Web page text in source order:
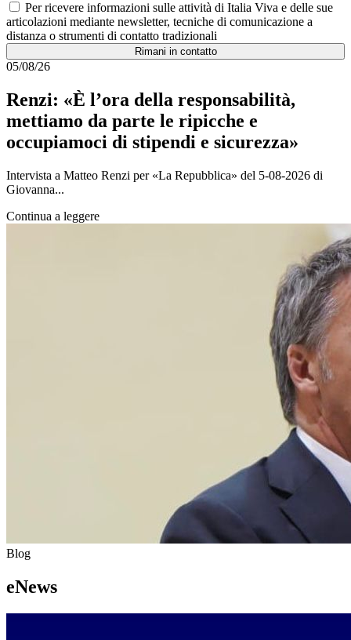
Per ricevere informazioni sulle attività di Italia Viva e delle sue
articolazioni mediante newsletter, tecniche di comunicazione a
distanza o strumenti di contatto tradizionali
Rimani in contatto
05/08/26
Renzi: «È l’ora della responsabilità,
mettiamo da parte le ripicche e
occupiamoci di stipendi e sicurezza»
Intervista a Matteo Renzi per «La Repubblica» del 5-08-2026 di
Giovanna...
Continua a leggere
Blog
eNews